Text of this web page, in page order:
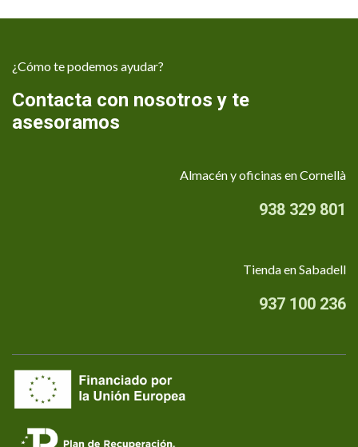
¿Cómo te podemos ayudar?
Contacta con nosotros y te
asesoramos
Almacén y oficinas en Cornellà
938 329 801
Tienda en Sabadell
937 100 236